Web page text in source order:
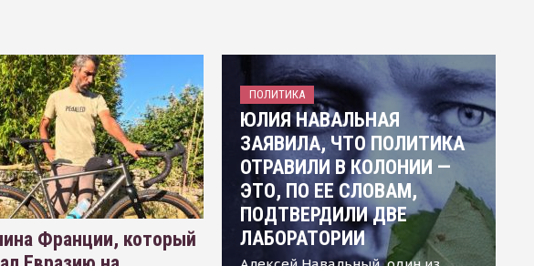
Франции, который
ПОЛИТИКА
ЮЛИЯ НАВАЛЬНАЯ
ЗАЯВИЛА, ЧТО ПОЛИТИКА
ОТРАВИЛИ В КОЛОНИИ —
ЭТО, ПО ЕЕ СЛОВАМ,
ПОДТВЕРДИЛИ ДВЕ
ЛАБОРАТОРИИ